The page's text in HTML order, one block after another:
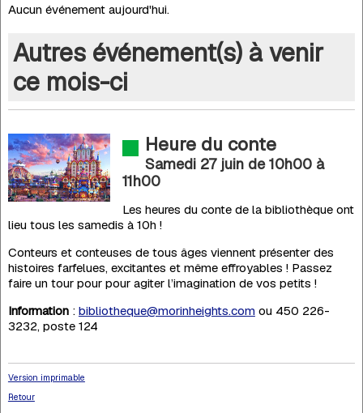
Aucun événement aujourd'hui.
Autres événement(s) à venir
ce mois-ci
Heure du conte
Samedi 27 juin de 10h00à
11h00
Les heures du conte de la bibliothèque ont
lieu tous les samedis à 10h !
Conteurs et conteuses de tous âges viennent présenter des
histoires farfelues, excitantes et même effroyables ! Passez
faire un tour pour pour agiter l’imagination de vos petits !
Information: bibliotheque@morinheights.com ou 450 226-
3232, poste 124
Version imprimable
Retour